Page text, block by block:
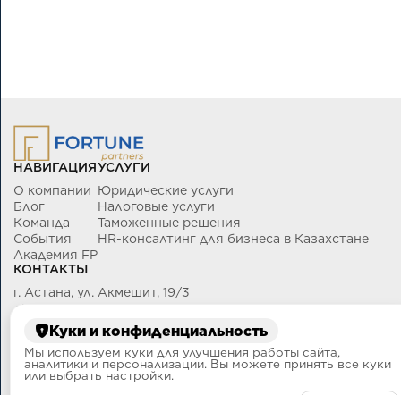
Куки и конфиденциальность
Мы используем куки для улучшения работы сайта,
аналитики и персонализации. Вы можете принять все куки
или выбрать настройки.
НАВИГАЦИЯ
О компании
Блог
Команда
События
Академия FP
УСЛУГИ
Юридические услуги
Налоговые услуги
Таможенные решения
HR-консалтинг для бизнеса в Казахстане
КОНТАКТЫ
г. Астана, ул. Акмешит, 19/3
+7 (700) 434-96-06
info@fortunepartners.kz